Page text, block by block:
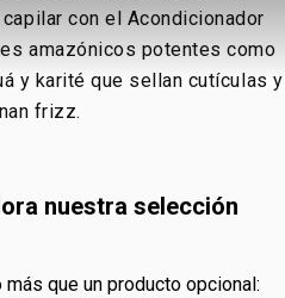
con el Acondicionador
amazónicos potentes como
y karité que sellan cutículas y
frizz.